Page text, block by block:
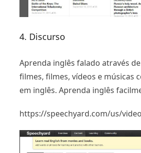
4. Discurso
Aprenda inglês falado através
filmes, filmes, vídeos e músicas
em inglês. Aprenda inglês
https://speechyard.com/us/